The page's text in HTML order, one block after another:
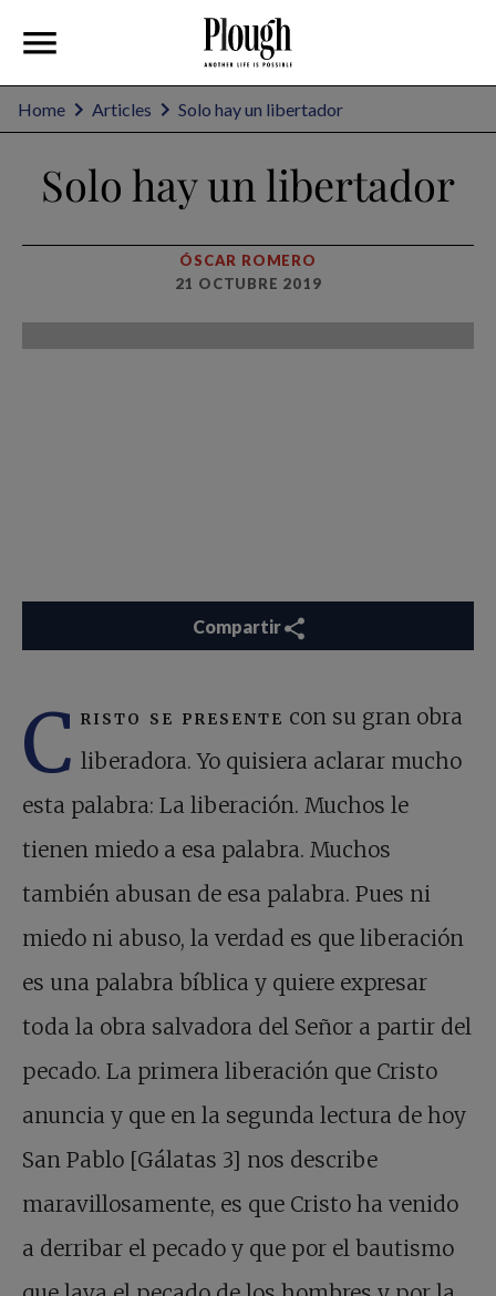
Home Articles Solo hay un libertador
Solo hay un libertador
ÓSCAR ROMERO
21 OCTUBRE 2019
Compartir
C risto se presente con su gran obra
liberadora. Yo quisiera aclarar mucho
esta palabra: La liberación. Muchos le
tienen miedo a esa palabra. Muchos
también abusan de esa palabra. Pues ni
miedo ni abuso, la verdad es que liberación
es una palabra bíblica y quiere expresar
toda la obra salvadora del Señor a partir del
pecado. La primera liberación que Cristo
anuncia y que en la segunda lectura de hoy
San Pablo [Gálatas 3] nos describe
maravillosamente, es que Cristo ha venido
a derribar el pecado y que por el bautismo